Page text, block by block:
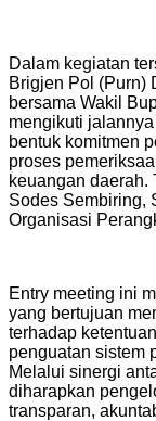
Dalam kegiatan
Brigjen Pol (Purn)
bersama Wakil
mengikuti
bentuk komitmen
proses
keuangan daerah.
Sodes Sembiring,
Organisasi
Entry meeting ini
yang bertujuan
terhadap
penguatan sistem
Melalui sinergi
diharapkan
transparan,